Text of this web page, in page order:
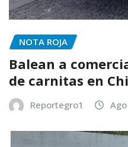
NOTA ROJA
Balean a
de carnitas en
Reportegro1